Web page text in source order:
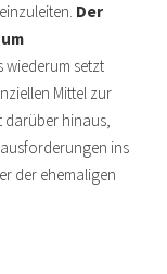
Der
wiederum setzt
Mittel zur
darüber hinaus,
ins
der ehemaligen